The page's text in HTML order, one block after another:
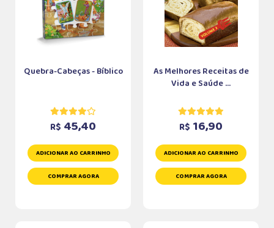
Quebra-Cabeças - Bíblico
R$ 45,40
ADICIONAR AO CARRINHO
COMPRAR AGORA
As Melhores Receitas de
Vida e Saúde ...
R$ 16,90
ADICIONAR AO CARRINHO
COMPRAR AGORA